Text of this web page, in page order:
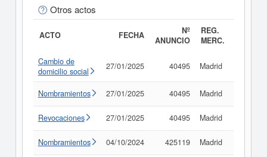
Otros actos
ACTO FECHA
Nº
ANUNCIO
REG.
MERC.
Cambio de
domicilio social
27/01/2025 40495 Madrid
Nombramientos 27/01/2025 40495 Madrid
Revocaciones 27/01/2025 40495 Madrid
Nombramientos 04/10/2024 425119 Madrid